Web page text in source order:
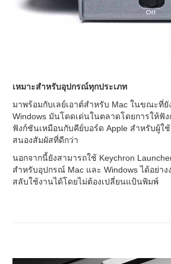
เหมาะสำหรับอุปกรณ์ทุกประเภท
มาพร้อมกับเลย์เอาต์สำหรับ Mac ในขณะที่ยั
Windows มันโดดเด่นในตลาดโดยการให้ฟั
ฟังก์ชันเหมือนกับคีย์บอร์ด Apple สำหรับผู้ใ
สนองสัมผัสที่ดีกว่า
นอกจากนี้ยังสามารถใช้ Keychron
สำหรับอุปกรณ์ Mac และ Windows ได้อย่า
สลับใช้งานได้โดยไม่ต้องเปลี่ยนแป้นพิมพ์